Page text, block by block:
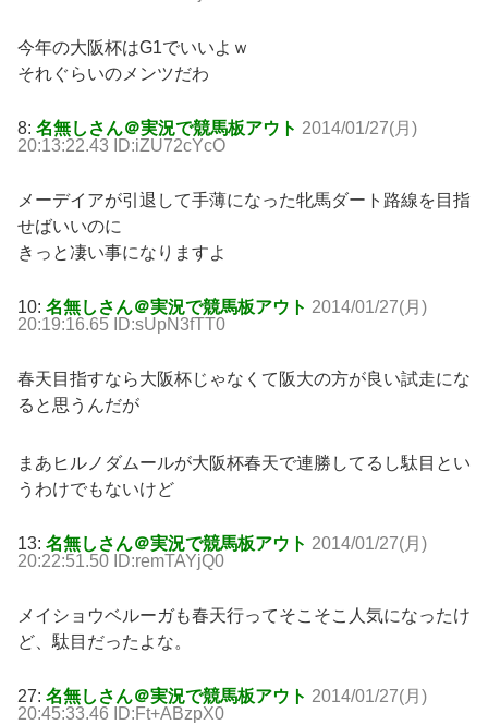
今年の大阪杯はG1でいいよｗ
それぐらいのメンツだわ
8: 名無しさん＠実況で競馬板アウト 2014/01/27(月)
20:13:22.43 ID:iZU72cYcO
メーデイアが引退して手薄になった牝馬ダート路線を目指
せばいいのに
きっと凄い事になりますよ
10: 名無しさん＠実況で競馬板アウト 2014/01/27(月)
20:19:16.65 ID:sUpN3fTT0
春天目指すなら大阪杯じゃなくて阪大の方が良い試走にな
ると思うんだが
まあヒルノダムールが大阪杯春天で連勝してるし駄目とい
うわけでもないけど
13: 名無しさん＠実況で競馬板アウト 2014/01/27(月)
20:22:51.50 ID:remTAYjQ0
メイショウベルーガも春天行ってそこそこ人気になったけ
ど、駄目だったよな。
27: 名無しさん＠実況で競馬板アウト 2014/01/27(月)
20:45:33.46 ID:Ft+ABzpX0